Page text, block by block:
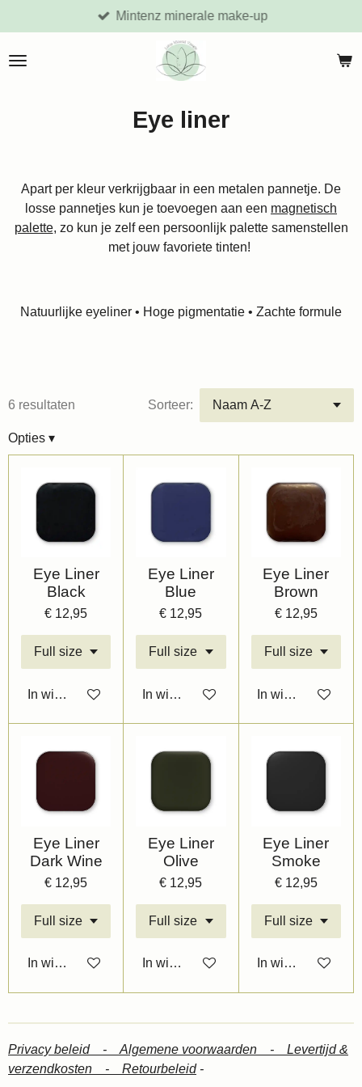
direct
naar
Mintenz minerale make-up
Eye liner
Apart per kleur verkrijgbaar in een metalen pannetje. De
losse pannetjes kun je toevoegen aan een magnetisch
palette, zo kun je zelf een persoonlijk palette samenstellen
met jouw favoriete tinten!
Natuurlijke eyeliner • ⁠Hoge pigmentatie • ⁠Zachte formule
6 resultaten Sorteer:
Opties ▾
Eye Liner
Black
€ 12,95
In winkelwagen
Eye Liner
Blue
€ 12,95
In winkelwagen
Eye Liner
Brown
€ 12,95
In winkelwagen
Eye Liner
Dark Wine
€ 12,95
In winkelwagen
Eye Liner
Olive
€ 12,95
In winkelwagen
Eye Liner
Smoke
€ 12,95
In winkelwagen
Privacy beleid - Algemene voorwaarden - Levertijd &
verzendkosten - Retourbeleid-